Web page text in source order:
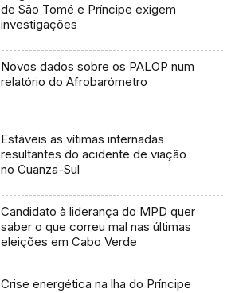
de São Tomé e Príncipe exigem
investigações
Novos dados sobre os PALOP num
relatório do Afrobarómetro
Estáveis as vítimas internadas
resultantes do acidente de viação
no Cuanza-Sul
Candidato à liderança do MPD quer
saber o que correu mal nas últimas
eleições em Cabo Verde
Crise energética na lha do Príncipe